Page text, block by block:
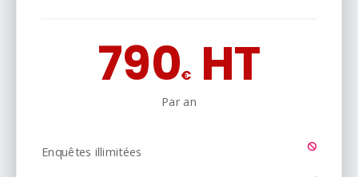
790€HT
Par an
Enquêtes illimitées